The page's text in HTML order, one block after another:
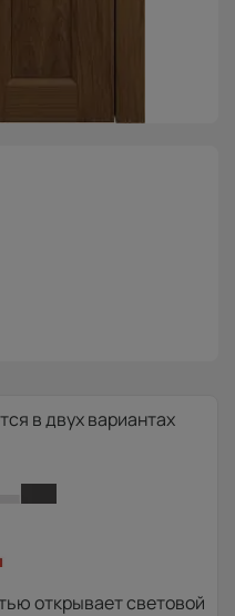
в двух вариантах
открывает световой